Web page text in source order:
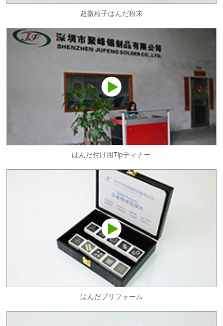
超微粒子はんだ粉末
はんだ付け用Tipティナー
はんだプリフォーム